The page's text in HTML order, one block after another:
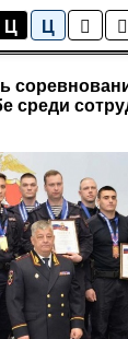
Ц Ц Коптево
среди